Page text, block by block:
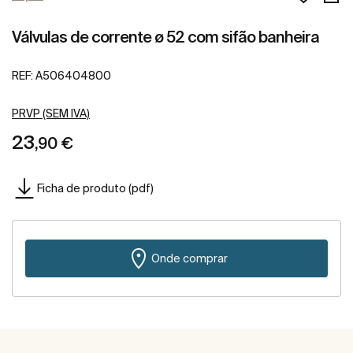
Válvulas de corrente ø 52 com sifão banheira
REF: A506404800
PRVP (SEM IVA)
23,90 €
Ficha de produto (pdf)
Onde comprar